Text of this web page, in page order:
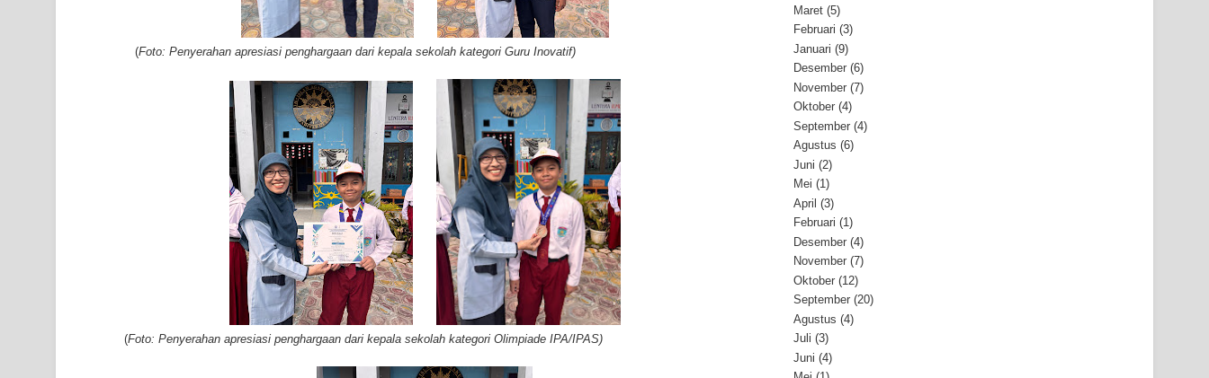
(Foto: Penyerahan apresiasi penghargaan dari kepala sekolah kategori Guru Inovatif)
(Foto: Penyerahan apresiasi penghargaan dari kepala sekolah kategori Olimpiade IPA/IPAS)
Maret (5)
Februari (3)
Januari (9)
Desember (6)
November (7)
Oktober (4)
September (4)
Agustus (6)
Juni (2)
Mei (1)
April (3)
Februari (1)
Desember (4)
November (7)
Oktober (12)
September (20)
Agustus (4)
Juli (3)
Juni (4)